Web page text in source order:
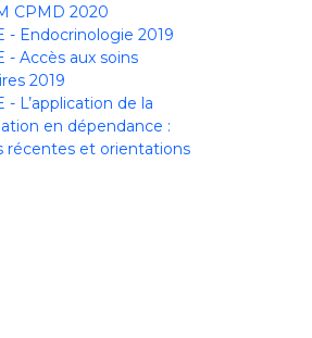
CPMD 2020
- Endocrinologie 2019
- Accès aux soins
2019
L’application de la
en dépendance :
récentes et orientations